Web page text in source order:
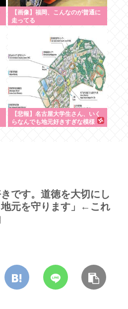
【画像】福岡、こんなのが普通に
走ってる
【悲報】名古屋大学生さん、いく
らなんでも地元好きすぎな模様
です。道徳を大切にし
地元を守ります」←これ